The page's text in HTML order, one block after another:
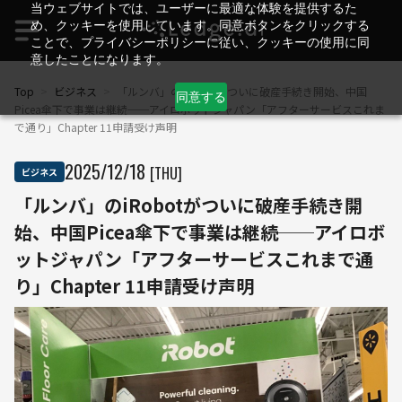
当ウェブサイトでは、ユーザーに最適な体験を提供するた
め、クッキーを使用しています。同意ボタンをクリックする
ことで、プライバシーポリシーに従い、クッキーの使用に同
意したことになります。
同意する
Top ビジネス
「ルンバ」のiRobotがついに破産手続き開始、中国
Picea傘下で事業は継続──アイロボットジャパン「アフターサービスこれま
で通り」Chapter 11申請受け声明
ビジネス 2025/12/18 [THU]
「ルンバ」のiRobotがついに破産手続き開
始、中国Picea傘下で事業は継続──アイロボ
ットジャパン「アフターサービスこれまで通
り」Chapter 11申請受け声明